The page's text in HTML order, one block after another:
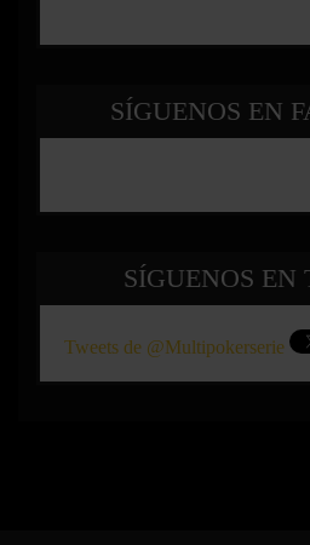
SÍGUENOS EN
SÍGUENOS EN
Tweets de @Multipokerserie